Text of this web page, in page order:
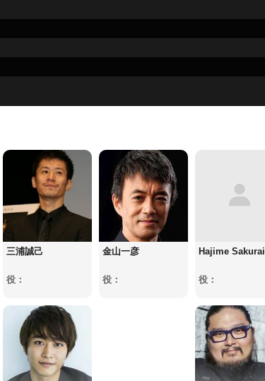
三浦誠己
役：
金山一彦
役：
Hajime Sakurai
役：